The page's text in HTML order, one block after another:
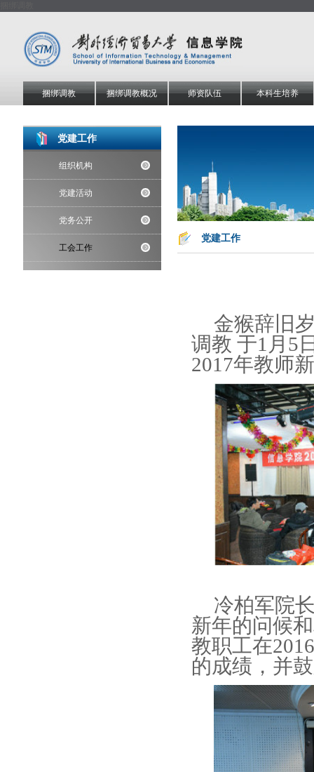
捆绑调教 捆绑调教概况 师资队伍 本科生培养
党建工作
组织机构
党建活动
党务公开
工会工作
党建工作
金猴辞旧
调教 于1月5
2017年教师
冷柏军院
新年的问候
教职工在
的成绩，并